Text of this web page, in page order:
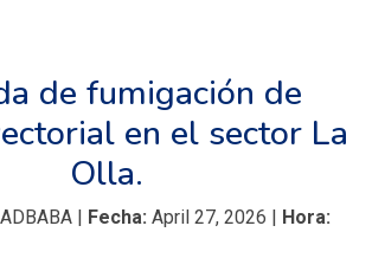
de fumigación de
en el sector La
Olla.
| Fecha: April 27, 2026 | Hora: